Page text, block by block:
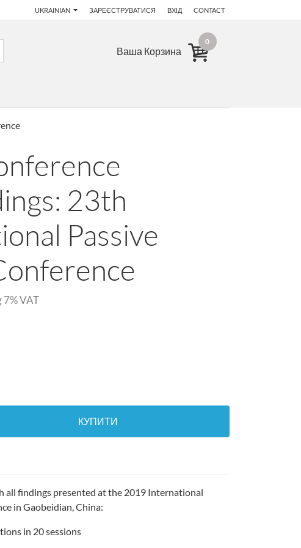
UKRAINIAN ЗАРЕЄСТРУВАТИСЯ ВХІД CONTACT
Ваша Корзина
0
23th
Passive
7% VAT
КУПИТИ
all findings presented at the 2019 International
in Gaobeidian, China:
in 20 sessions